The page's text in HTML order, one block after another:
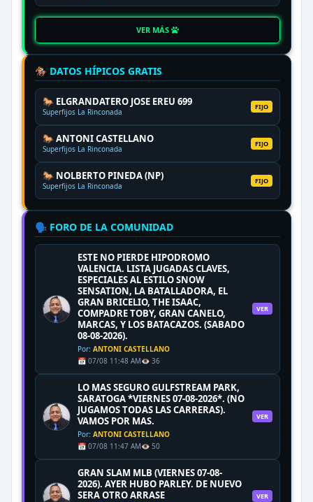
VER MÁS
🏇 DATOS HÍPICOS GRATIS
🐎 ELGRANDATERO JOSE EREU 699
Superfijos La Rinconada
FIJO
🐎 ANTONI CASTELLANO
Superfijos La Rinconada
FIJO
🐎 NOLBERTO PINEDA (NP)
Superfijos La Rinconada
FIJO
🗣️ FORO DE LA COMUNIDAD
ESTE NO PIERDE HIPODROMO
VALENCIA. LISTA JUGADAS CLAVES,
ESPECIALES AL ESTILO SNOW
SENSATION, LA BATALLADORA, EL
GRAN BRICELIO, THE ISAAC,
COMPADRE TOBY, GRAN CANELO,
MARCAS, Y LOS BATACAZOS. (SABADO
08-08-2026).
Por: ANTONI CASTELLANO
📅 07/08 11:48 AM👁️ 36
VER
LO MAS SEGURO GULFSTREAM PARK,
SARATOGA *VIERNES 07-08-2026*. (NO
JUGAMOS TODAS LAS CARRERAS).
VAMOS POR MAS.
Por: ANTONI CASTELLANO
📅 07/08 11:47 AM👁️ 50
VER
GRAN SLAM MLB (VIERNES 07-08-
2026). AYER HUBO PARLEY. DE NUEVO
SERA OTRO ARRASE
VER